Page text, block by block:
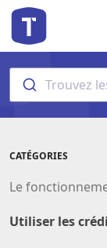
Trouvez
CATÉGORIES
Le
Utiliser les